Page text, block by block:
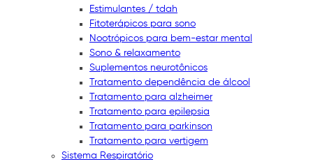
Estimulantes / tdah
Fitoterápicos para sono
Nootrópicos para bem-estar mental
Sono & relaxamento
Suplementos neurotônicos
Tratamento dependência de álcool
Tratamento para alzheimer
Tratamento para epilepsia
Tratamento para parkinson
Tratamento para vertigem
Sistema Respiratório